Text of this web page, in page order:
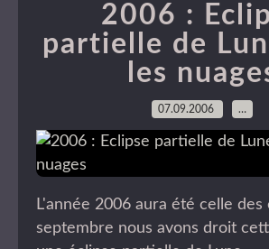
2006 :
partielle de
les
07.09.2006 …
L'année 2006 aura été celle des
septembre nous avons droit